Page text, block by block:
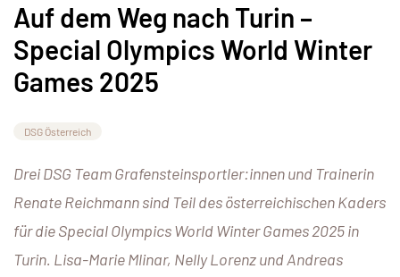
Auf dem Weg nach Turin –
Special Olympics World Winter
Games 2025
DSG Österreich
Drei DSG Team Grafensteinsportler:innen und Trainerin
Renate Reichmann sind Teil des österreichischen Kaders
für die Special Olympics World Winter Games 2025 in
Turin. Lisa-Marie Mlinar, Nelly Lorenz und Andreas